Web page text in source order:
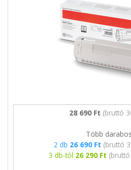
28 690 Ft (bruttó
Több
2 db 26 690 Ft (bruttó
3 db-tól 26 290 Ft